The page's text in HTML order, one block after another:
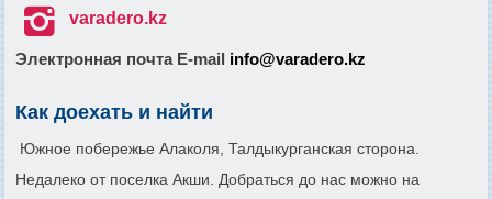
 varadero.kz
Электронная почта E-mail info@varadero.kz
Как доехать и найти
Южное побережье Алаколя, Талдыкурганская сторона.
Недалеко от поселка Акши. Добраться до нас можно на